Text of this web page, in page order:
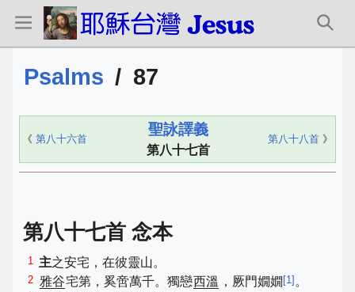
Psalms / 87
《 第八十六首
聖詠譯義
第八十七首
第八十八首 》
第八十七首 念本
1 主之安宅，在彼靈山。
2 雅谷宅第，奚啻萬千。獨戀西溫 ，厥門嫺嫺 [1] 。